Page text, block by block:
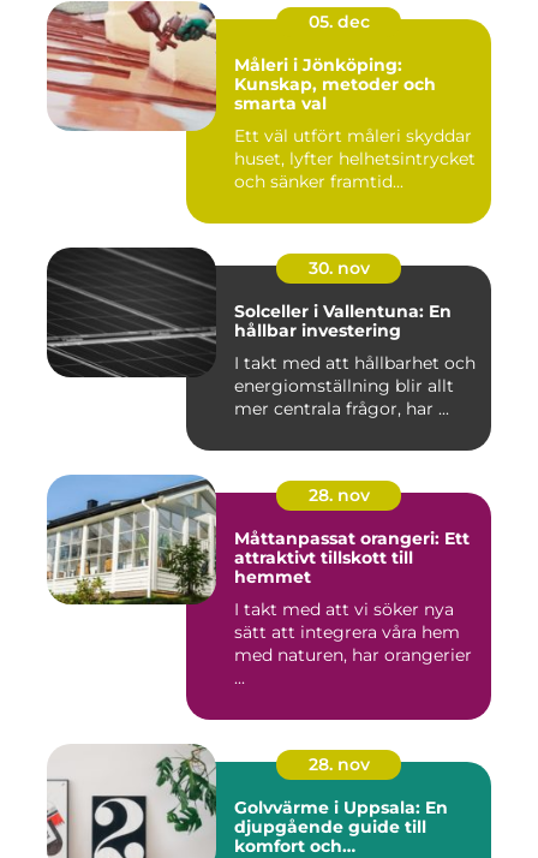
05. dec
Måleri i Jönköping:
Kunskap, metoder och
smarta val
Ett väl utfört måleri skyddar
huset, lyfter helhetsintrycket
och sänker framtid...
30. nov
Solceller i Vallentuna: En
hållbar investering
I takt med att hållbarhet och
energiomställning blir allt
mer centrala frågor, har ...
28. nov
Måttanpassat orangeri: Ett
attraktivt tillskott till
hemmet
I takt med att vi söker nya
sätt att integrera våra hem
med naturen, har orangerier
...
28. nov
Golvvärme i Uppsala: En
djupgående guide till
komfort och